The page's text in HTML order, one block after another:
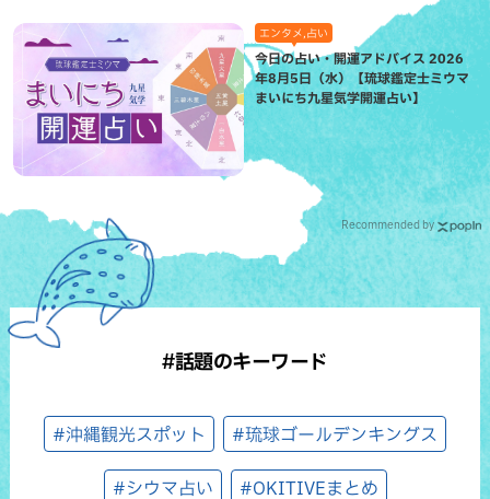
エンタメ,占い
今日の占い・開運アドバイス 2026
年8月5日（水）【琉球鑑定士ミウマ
まいにち九星気学開運占い】
Recommended by
#話題のキーワード
#沖縄観光スポット #琉球ゴールデンキングス
#シウマ占い #OKITIVEまとめ